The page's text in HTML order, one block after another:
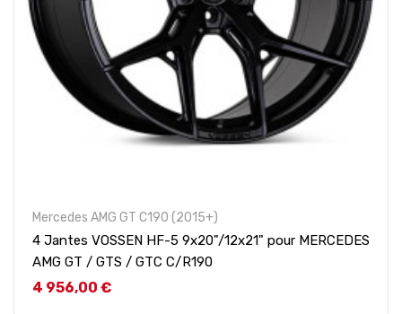
Mercedes AMG GT C190 (2015+)
4 Jantes VOSSEN HF-5 9x20"/12x21" pour MERCEDES
AMG GT / GTS / GTC C/R190
Prix
4 956,00 €